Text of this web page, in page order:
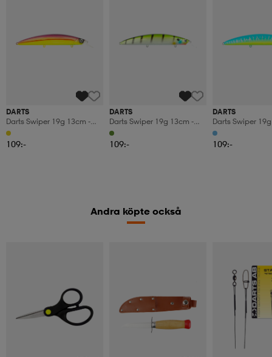
DARTS
Darts Swiper 19g 13cm -
124 Dottyback
109:-
DARTS
Darts Swiper 19g 13cm -
810 Stripped Bass
109:-
DARTS
Darts Swiper
015 Sunshine
109:-
Andra köpte också